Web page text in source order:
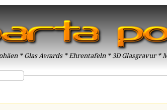
* Glas Awards * Ehrentafeln * 3D Glasgravur *